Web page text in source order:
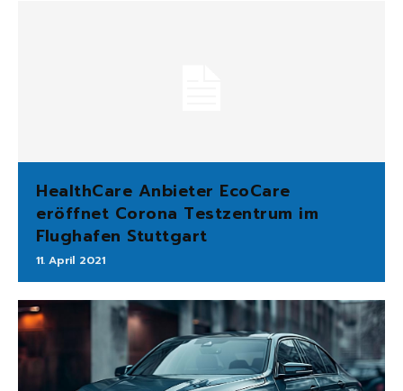
HealthCare Anbieter EcoCare
eröffnet Corona Testzentrum im
Flughafen Stuttgart
11. April 2021